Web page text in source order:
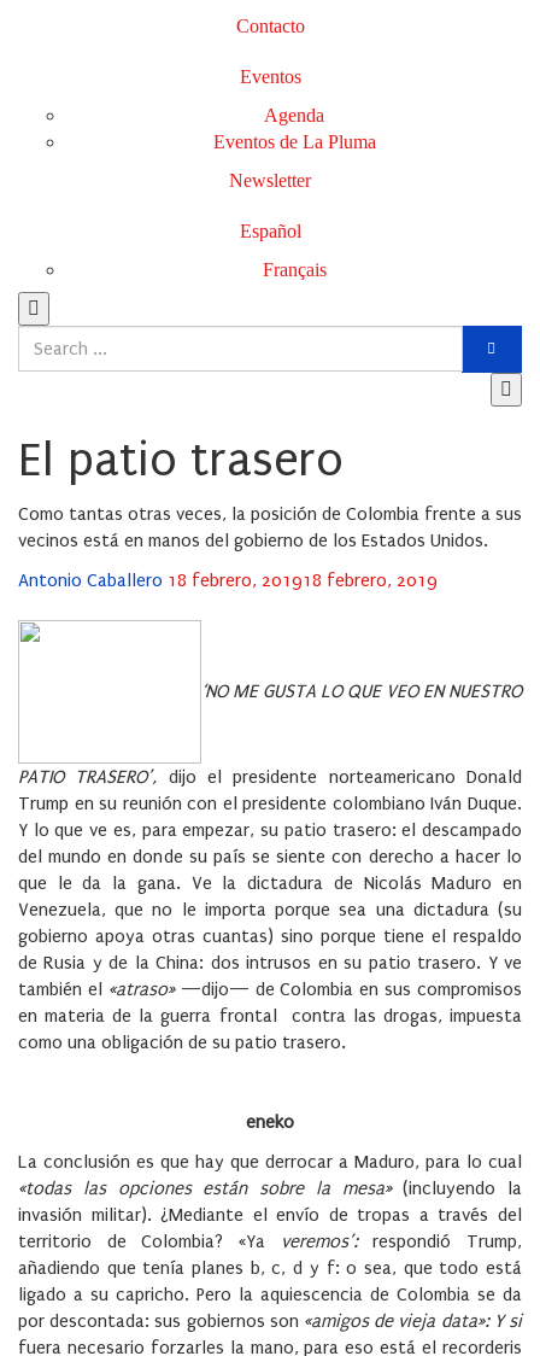
Contacto
Eventos
Agenda
Eventos de La Pluma
Newsletter
Español
Français
El patio trasero
Como tantas otras veces, la posición de Colombia fren­te a sus
vecinos está en manos del gobierno de los Estados Unidos.
Antonio Caballero Posted
18 febrero, 201918 febrero, 2019
‘NO ME GUSTA LO QUE VEO EN NUESTRO
PATIO TRASERO’, dijo el presidente norteamericano Donald
Trump en su reunión con el presidente colombiano Iván Duque.
Y lo que ve es, para empezar, su patio trasero: el descampado
del mundo en donde su país se siente con derecho a hacer lo
que le da la gana. Ve la dictadura de Nicolás Maduro en
Venezuela, que no le importa porque sea una dictadura (su
gobierno apoya otras cuantas) sino porque tiene el respaldo
de Rusia y de la China: dos intrusos en su patio trasero. Y ve
también el «atraso» —dijo— de Colombia en sus compromisos
en materia de la guerra frontal contra las drogas, impuesta
como una obligación de su patio trasero.
eneko
La conclusión es que hay que derrocar a Maduro, para lo cual
«todas las opciones están sobre la mesa»(incluyen­do la
invasión militar). ¿Mediante el envío de tropas a tra­vés del
territorio de Colombia? «Ya
veremos’:respondió Trump,
añadiendo que tenía planes b, c, d y f: o sea, que todo está
ligado a su capricho. Pero la aquiescencia de Co­lombia se da
por descontada: sus gobiernos son «amigos de vieja data»: Y si
fuera necesario forzarles la mano, para eso está el recorderis